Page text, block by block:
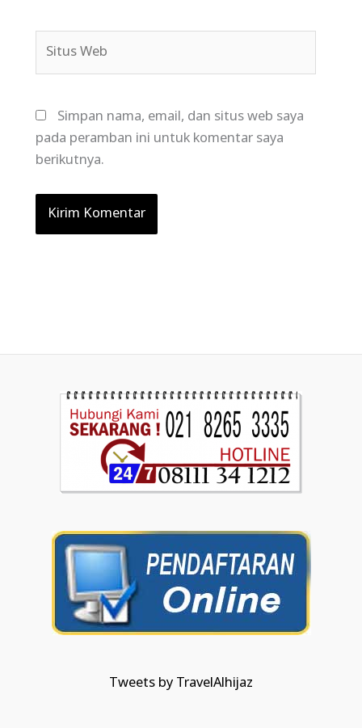
Simpan nama, email, dan situs web saya
pada peramban ini untuk komentar saya
berikutnya.
Tweets by TravelAlhijaz